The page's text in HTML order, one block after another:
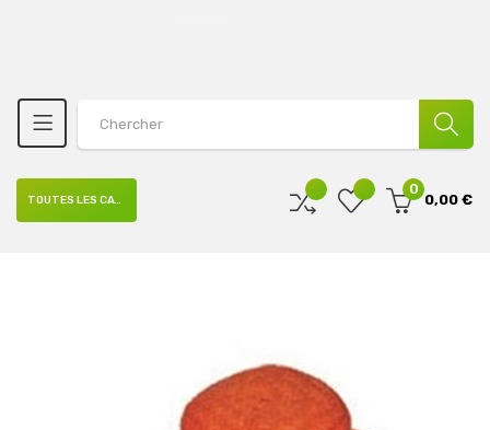
0
0,00 €
TOUTES LES CATÉGORIES